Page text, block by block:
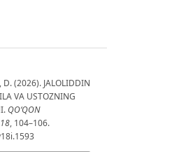
(2026). JALOLIDDIN
VA USTOZNING
QO‘QON
18, 104–106.